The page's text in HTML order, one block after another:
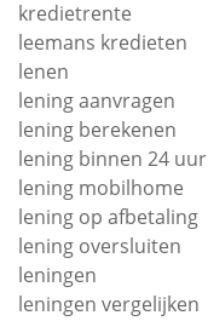
kredietrente
leemans kredieten
lenen
lening aanvragen
lening berekenen
lening binnen 24 uur
lening mobilhome
lening op afbetaling
lening oversluiten
leningen
leningen vergelijken